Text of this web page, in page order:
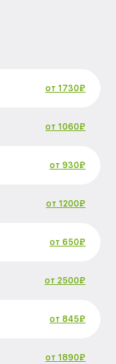
от 1730₽
от 1060₽
от 930₽
от 1200₽
от 650₽
от 2500₽
от 845₽
от 1890₽